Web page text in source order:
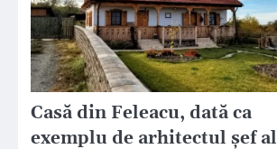
Casă din Feleacu, dată ca
exemplu de arhitectul șef al